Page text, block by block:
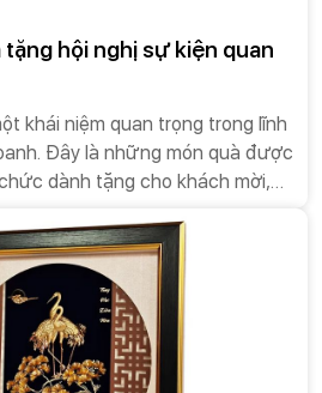
tặng hội nghị sự kiện quan
khái niệm quan trọng trong lĩnh
Đây là những món quà được
dành tặng cho khách mời,
các buổi gặp mặt quan trọng.